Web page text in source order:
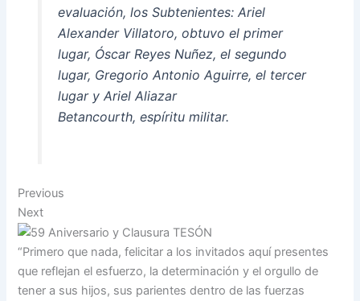
evaluación, los Subtenientes: Ariel
Alexander Villatoro, obtuvo el primer
lugar, Óscar Reyes Nuñez, el segundo
lugar, Gregorio Antonio Aguirre, el tercer
lugar y Ariel Aliazar
Betancourth, espíritu militar.
Previous
Next
“Primero que nada, felicitar a los invitados aquí presentes
que reflejan el esfuerzo, la determinación y el orgullo de
tener a sus hijos, sus parientes dentro de las fuerzas